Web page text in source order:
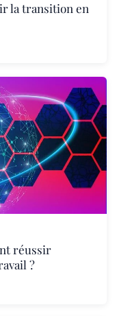
la transition en
réussir
?